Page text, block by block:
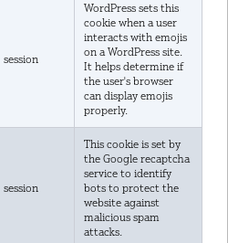
session
WordPress sets this
cookie when a user
interacts with emojis
on a WordPress site.
It helps determine if
the user's browser
can display emojis
properly.
session
This cookie is set by
the Google recaptcha
service to identify
bots to protect the
website against
malicious spam
attacks.